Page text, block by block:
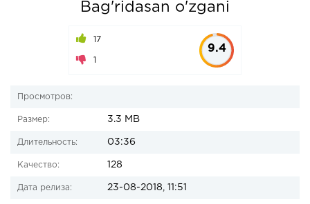
Bag'ridasan o'zgani
17
1
9.4
Просмотров:
Размер: 3.3 MB
Длительность: 03:36
Качество: 128
Дата релиза: 23-08-2018, 11:51